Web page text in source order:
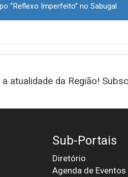
“Reflexo Imperfeito” no Sabugal
atualidade da Região!
Sub-Portais
Diretório
Agenda de Eventos